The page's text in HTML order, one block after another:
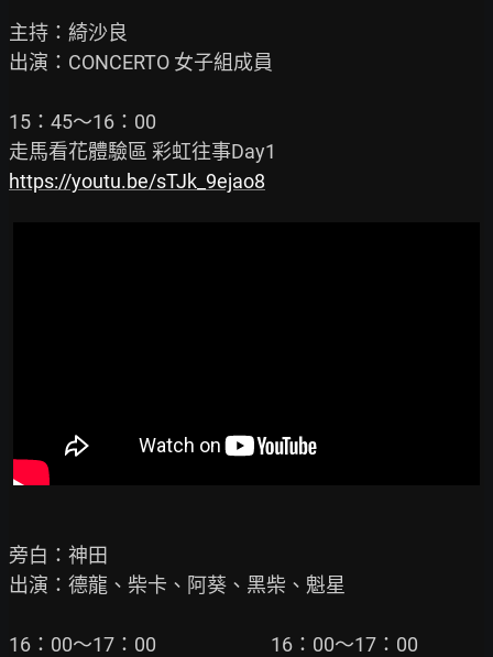
主持：綺沙良
出演：CONCERTO 女子組成員
15：45～16：00
https://youtu.be/sTJk_9ejao8
旁白：神田
出演：德龍、柴卡、阿葵、黑柴、魁星
16：00～17：00                          16：00～17：00